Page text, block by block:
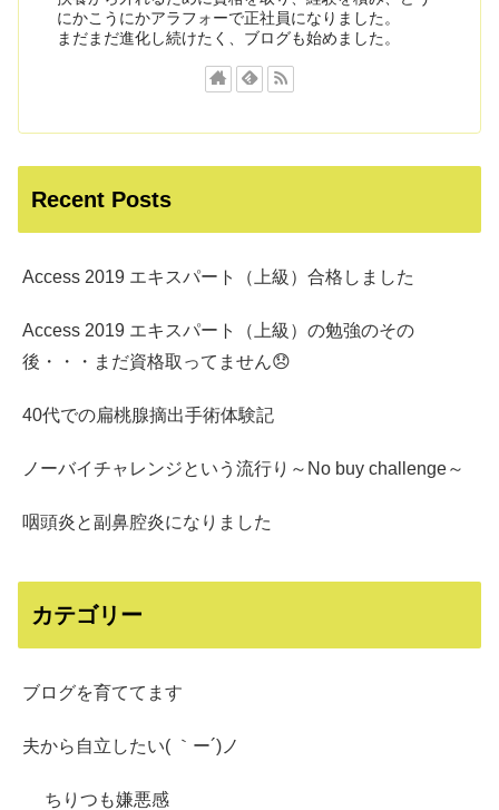
にかこうにかアラフォーで正社員になりました。
まだまだ進化し続けたく、ブログも始めました。
Recent Posts
Access 2019 エキスパート（上級）合格しました
Access 2019 エキスパート（上級）の勉強のその
後・・・まだ資格取ってません😞
40代での扁桃腺摘出手術体験記
ノーバイチャレンジという流行り～No buy challenge～
咽頭炎と副鼻腔炎になりました
カテゴリー
ブログを育ててます
夫から自立したい( ｀ー´)ノ
ちりつも嫌悪感